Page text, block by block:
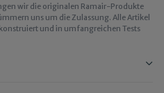
wir die originalen Ramair-Produkte
uns um die Zulassung. Alle Artikel
und in umfangreichen Tests